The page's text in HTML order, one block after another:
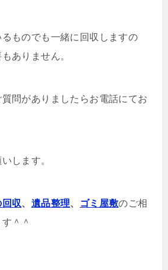
ものでも一緒に回収しますの
ありません。
問がありましたらお電話にてお
します。
収、 遺品整理、 ゴミ屋敷のご相
＾＾